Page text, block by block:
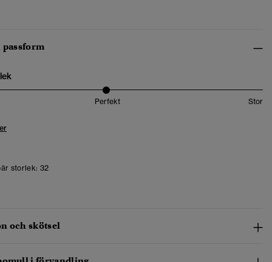
Perfekt Stor
storlek: 32
och skötsel